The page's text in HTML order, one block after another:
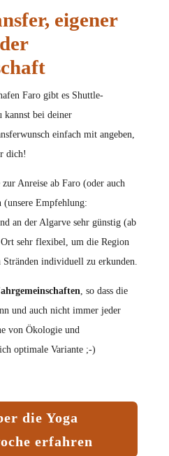
eigener
Faro gibt es Shuttle-
kannst bei deiner
einfach mit angeben,
dich!
Anreise ab Faro (oder auch
(unsere Empfehlung:
an der Algarve sehr günstig (ab
sehr flexibel, um die Region
individuell zu erkunden.
, so dass die
und auch nicht immer jeder
von Ökologie und
optimale Variante ;-)
die Yoga
erfahren